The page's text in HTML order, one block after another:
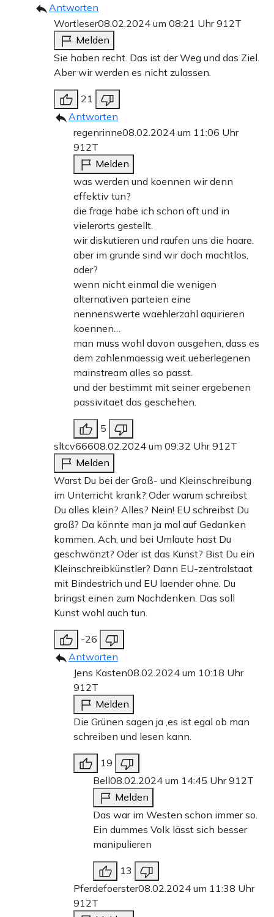
Weiter zum Zahlen
Bank-Überweisung
Antworten
Wortleser08.02.2024 um 08:21 Uhr912T
Melden
Sie haben recht. Das ist der Weg und das Ziel.
Aber wir werden es nicht zulassen.
21
Antworten
regenrinne08.02.2024 um 11:06 Uhr
912T
Melden
was werden und koennen wir denn
effektiv tun?
die frage habe ich schon oft und in
vielerorts gestellt.
wir diskutieren und raufen uns die haare.
aber im grunde sind wir doch machtlos,
oder?
wenn nicht einmal die wenigen
alternativen parteien eine
nennenswerte waehlerzahl aquirieren
koennen…
man muss wohl davon ausgehen, dass es
dem zahlenmaessig weit ueberlegenen
mainstream alles so passt.
und der bestimmt mit seiner ergebenen
passivitaet das geschehen.
5
sltcv66608.02.2024 um 09:32 Uhr912T
Melden
Warst Du bei der Groß- und Kleinschreibung
im Unterricht krank? Oder warum schreibst
Du alles klein? Alles? Nein! EU schreibst Du
groß? Da könnte man ja mal auf Gedanken
kommen. Ach, und bei Umlaute hast Du
geschwänzt? Oder ist das Kunst? Bist Du ein
Kleinschreibkünstler? Dann EU-zentralstaat
mit Bindestrich und EU laender ohne. Du
bringst einen zum Nachdenken. Das soll
Kunst wohl auch tun.
-26
Antworten
Jens Kasten08.02.2024 um 10:18 Uhr
912T
Melden
Die Grünen sagen ja ,es ist egal ob man
schreiben und lesen kann.
19
Bell08.02.2024 um 14:45 Uhr912T
Melden
Das war im Westen schon immer so.
Ein dummes Volk lässt sich besser
manipulieren
13
Pferdefoerster08.02.2024 um 11:38 Uhr
912T